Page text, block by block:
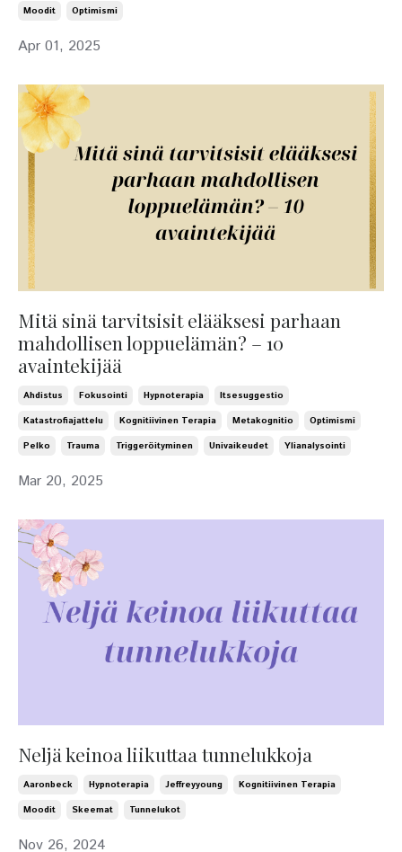
Moodit
Optimismi
Apr 01, 2025
Mitä sinä tarvitsisit elääksesi parhaan
mahdollisen loppuelämän? – 10
avaintekijää
Ahdistus Fokusointi Hypnoterapia
Itsesuggestio
Katastrofiajattelu
Kognitiivinen Terapia Metakognitio
Optimismi
Pelko
Trauma Triggeröityminen Univaikeudet Ylianalysointi
Mar 20, 2025
Neljä keinoa liikuttaa tunnelukkoja
Aaronbeck Hypnoterapia Jeffreyyoung
Kognitiivinen Terapia
Moodit
Skeemat Tunnelukot
Nov 26, 2024